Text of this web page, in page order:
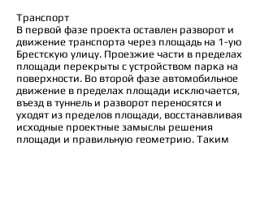
Транспорт
В первой фазе проекта оставлен разворот и
движение транспорта через площадь на 1-ую
Брестскую улицу. Проезжие части в пределах
площади перекрыты с устройством парка на
поверхности. Во второй фазе автомобильное
движение в пределах площади исключается,
въезд в туннель и разворот переносятся и
уходят из пределов площади, восстанавливая
исходные проектные замыслы решения
площади и правильную геометрию. Таким